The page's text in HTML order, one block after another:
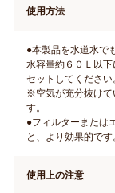
使用方法
●本製品を水道水で
水容量約６０Ｌ以
セットしてください
※空気が充分抜けて
す。
●フィルターまたは
と、より効果的です
使用上の注意